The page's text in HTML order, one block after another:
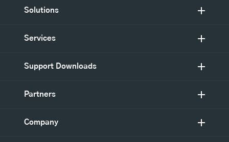
Solutions
Services
Support Downloads
Partners
Company